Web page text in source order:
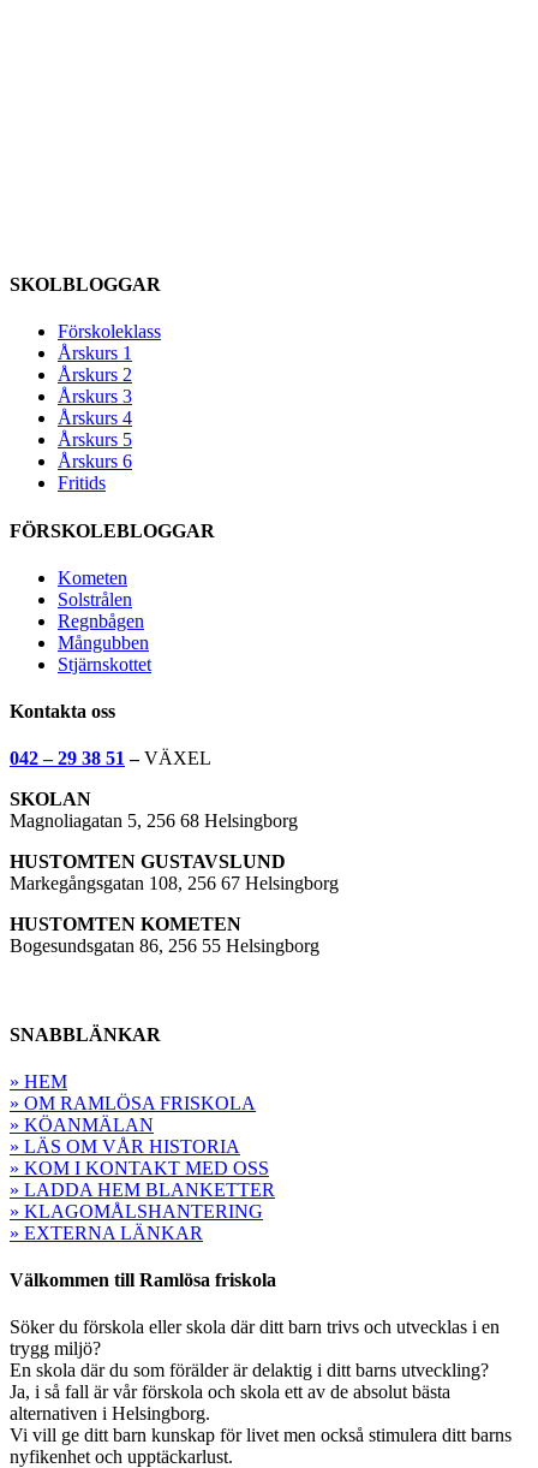
SKOLBLOGGAR
Förskoleklass
Årskurs 1
Årskurs 2
Årskurs 3
Årskurs 4
Årskurs 5
Årskurs 6
Fritids
FÖRSKOLEBLOGGAR
Kometen
Solstrålen
Regnbågen
Mångubben
Stjärnskottet
Kontakta oss
042 – 29 38 51–VÄXEL
SKOLAN
Magnoliagatan 5, 256 68 Helsingborg
HUSTOMTEN GUSTAVSLUND
Markegångsgatan 108, 256 67 Helsingborg
HUSTOMTEN KOMETEN
Bogesundsgatan 86, 256 55 Helsingborg
SNABBLÄNKAR
» HEM
» OM RAMLÖSA FRISKOLA
» KÖANMÄLAN
» LÄS OM VÅR HISTORIA
» KOM I KONTAKT MED OSS
» LADDA HEM BLANKETTER
» KLAGOMÅLSHANTERING
» EXTERNA LÄNKAR
Välkommen till Ramlösa friskola
Söker du förskola eller skola där ditt barn trivs och utvecklas i en
trygg miljö?
En skola där du som förälder är delaktig i ditt barns utveckling?
Ja, i så fall är vår förskola och skola ett av de absolut bästa
alternativen i Helsingborg.
Vi vill ge ditt barn kunskap för livet men också stimulera ditt barns
nyfikenhet och upptäckarlust.